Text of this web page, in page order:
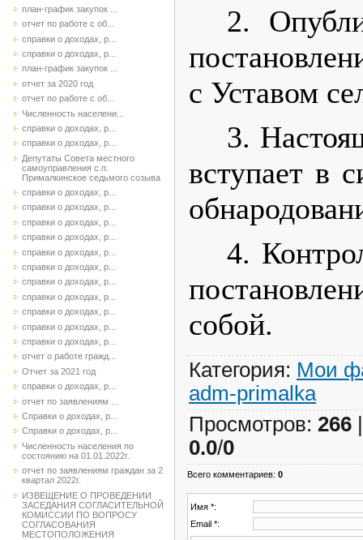
план-график закупок ...
отчет по работе с об...
справки о доходах, р...
справки о доходах, р...
план-график закупок ...
отчет за 2020 год
отчет по работе с об...
Численность населени...
справки о доходах, р...
справки о доходах, р...
Депутаты Совета местного
самоуправления с.п.
Прималкинское седьмого созыва
справки о доходах, р...
справки о доходах, р...
справки о доходах, р...
справки о доходах, р...
справки о доходах, р...
справки о доходах, р...
справки о доходах, р...
справки о доходах, р...
справки о доходах, р...
справки о доходах, р...
справки о доходах, р...
отчет о работе гражд...
Отчет за 2021 год
справки о доходах, р...
отчет по заявлениям ...
Справки о доходах, р...
Справки о доходах, р...
Численность населения по
состоянию на 01.01.2022г.
отчет по заявлениям граждан за 2
квартал 2022г.
ИЗВЕЩЕНИЕ О ПРОВЕДЕНИИ
ЗАСЕДАНИЯ СОГЛАСИТЕЛЬНОЙ
КОМИССИИ ПО ВОПРОСУ
СОГЛАСОВАНИЯ
МЕСТОПОЛОЖЕНИЯ
2.
с Уставом
3.
вступает в
4.
собой.
Категория: Мои
adm-primalka
Просмотров: 266
0.0/0
Всего комментариев: 0
Имя *:
Email *: